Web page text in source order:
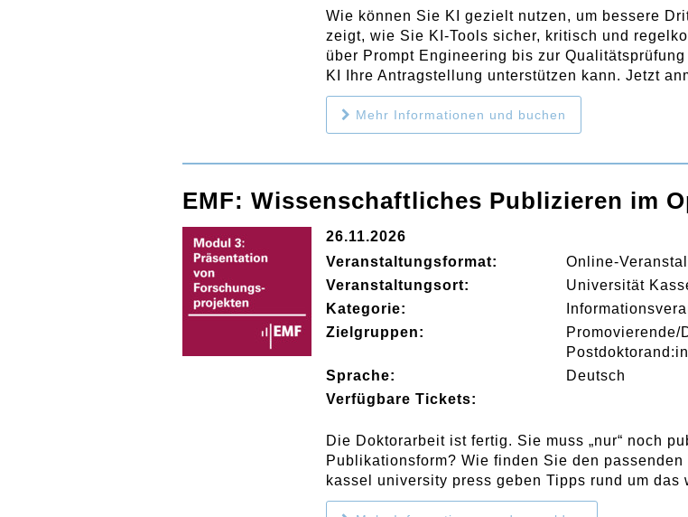
Wie können Sie KI gezielt nutzen, um bessere
zeigt, wie Sie KI-Tools sicher, kritisch und
über Prompt Engineering bis zur
KI Ihre Antragstellung unterstützen kann. Jetzt
Mehr Informationen und buchen
EMF: Wissenschaftliches Publizieren im
26.11.2026
Veranstaltungsformat:
Online-
Veranstaltungsort:
Universität
Kategorie:
Zielgruppen:
Promovierende/
Sprache:
Deutsch
Verfügbare Tickets:
Die Doktorarbeit ist fertig. Sie muss „nur“ noch
Publikationsform? Wie finden Sie den
kassel university press geben Tipps rund um